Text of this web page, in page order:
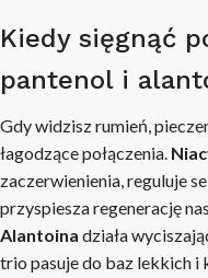
Kiedy sięgnąć
pantenol i
Gdy widzisz rumień,
łagodzące połączenia.
zaczerwienienia, reguluje
przyspiesza regenerację
Alantoina działa
trio pasuje do baz lekkich i